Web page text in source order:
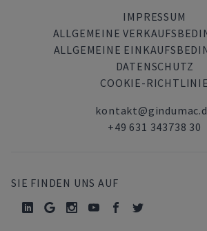
IMPRESSUM
ALLGEMEINE
ALLGEMEINE
DATENSCHUTZ
COOKIE-RICHTLINIE
+49 631 343738 30
SIE FINDEN UNS AUF